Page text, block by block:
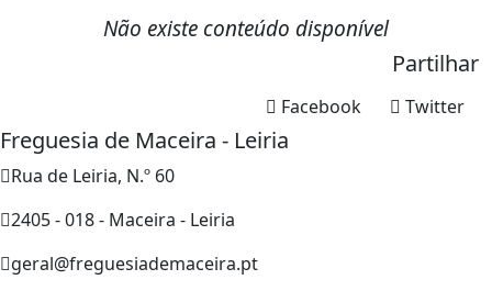
Não existe conteúdo disponível
Partilhar
Twitter
Facebook
Freguesia de Maceira - Leiria
Rua de Leiria, N.º 60
2405 - 018 - Maceira - Leiria
geral@freguesiademaceira.pt